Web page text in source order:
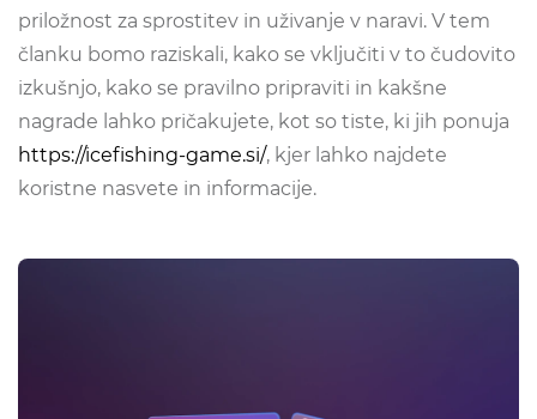
priložnost za sprostitev in uživanje v naravi. V tem
članku bomo raziskali, kako se vključiti v to čudovito
izkušnjo, kako se pravilno pripraviti in kakšne
nagrade lahko pričakujete, kot so tiste, ki jih ponuja
https://icefishing-game.si/, kjer lahko najdete
koristne nasvete in informacije.